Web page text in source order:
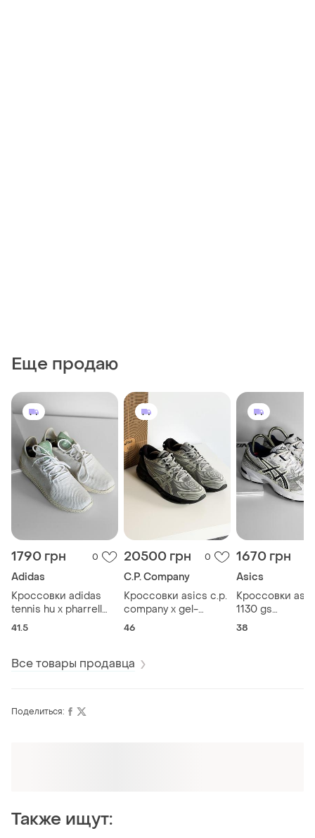
Еще продаю
1790 грн 0
Adidas
Кроссовки adidas
tennis hu x pharrell
williams cq2168
41.5
20500 грн 0
C.P. Company
Кроссовки asics c.p.
company x gel-
quantum 360 8 grey
46
1670 грн
Asics
Кроссовки
1130 gs
white/metallic
38
Все товары продавца
Поделиться:
Также ищут: